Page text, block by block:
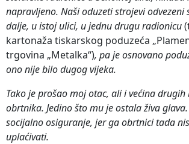
napravljeno. Naši oduzeti strojevi odvezeni
dalje, u istoj ulici, u jednu drugu radionicu
kartonaža tiskarskog poduzeća
trgovina „Metalka“), pa je osnovano
ono nije bilo dugog vijeka.
Tako je prošao moj otac, ali i većina
obrtnika. Jedino što mu je ostala živa
socijalno osiguranje, jer ga obrtnici tada
uplaćivati.